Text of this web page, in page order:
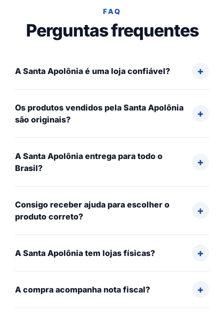
FAQ
Perguntas frequentes
A Santa Apolônia é uma loja confiável?
Os produtos vendidos pela Santa Apolônia
são originais?
A Santa Apolônia entrega para todo o
Brasil?
Consigo receber ajuda para escolher o
produto correto?
A Santa Apolônia tem lojas físicas?
A compra acompanha nota fiscal?